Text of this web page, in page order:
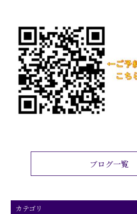
ブログ一覧
カテゴリ